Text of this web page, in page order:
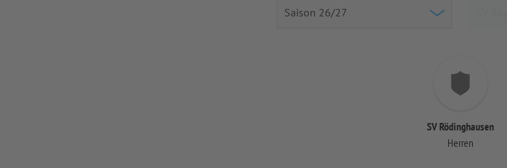
SV Rödinghausen
Herren